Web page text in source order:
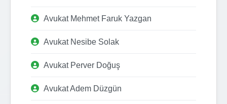
Avukat Mehmet Faruk Yazgan
Avukat Nesibe Solak
Avukat Perver Doğuş
Avukat Adem Düzgün